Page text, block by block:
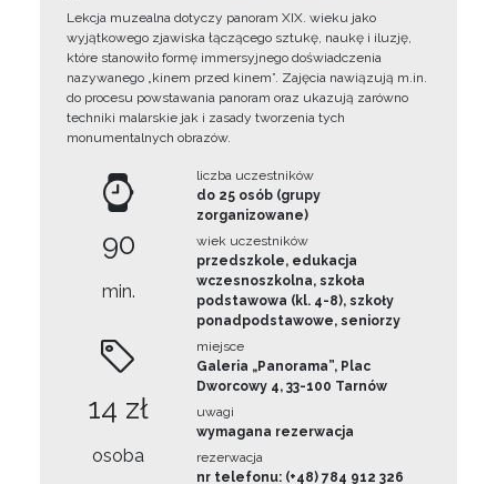
Lekcja muzealna dotyczy panoram XIX. wieku jako
wyjątkowego zjawiska łączącego sztukę, naukę i iluzję,
które stanowiło formę immersyjnego doświadczenia
nazywanego „kinem przed kinem”. Zajęcia nawiązują m.in.
do procesu powstawania panoram oraz ukazują zarówno
techniki malarskie jak i zasady tworzenia tych
monumentalnych obrazów.
90
min.
14 zł
osoba
liczba uczestników
do 25 osób (grupy
zorganizowane)
wiek uczestników
przedszkole, edukacja
wczesnoszkolna, szkoła
podstawowa (kl. 4-8), szkoły
ponadpodstawowe, seniorzy
miejsce
Galeria „Panorama”, Plac
Dworcowy 4, 33-100 Tarnów
uwagi
wymagana rezerwacja
rezerwacja
nr telefonu: (+48) 784 912 326